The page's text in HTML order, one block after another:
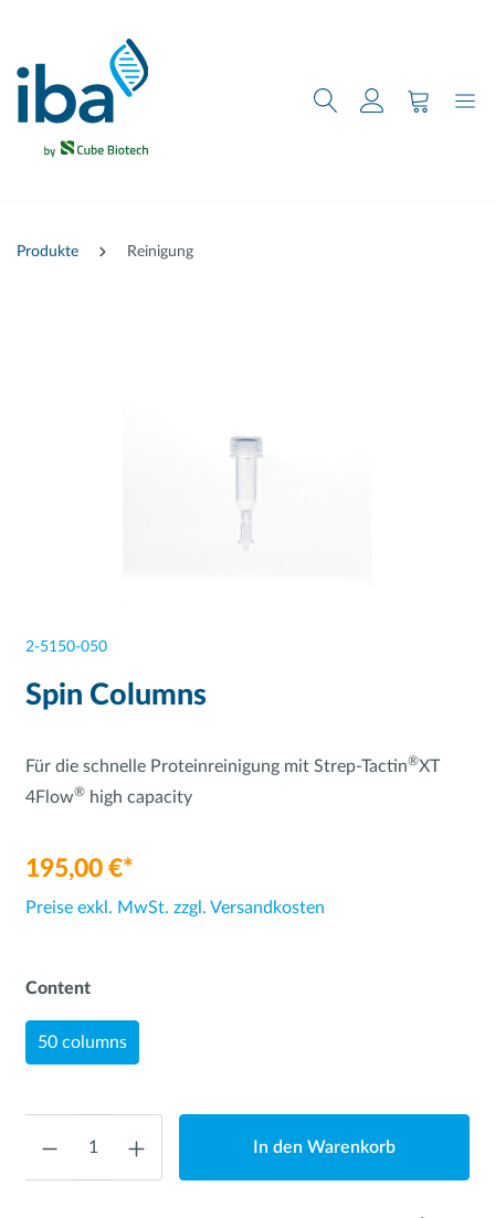
Produkte Reinigung
2-5150-050
Spin Columns
Für die schnelle Proteinreinigung mit Strep-Tactin®XT
4Flow®high capacity
195,00 €*
Preise exkl. MwSt. zzgl. Versandkosten
Content
50 columns
In den Warenkorb